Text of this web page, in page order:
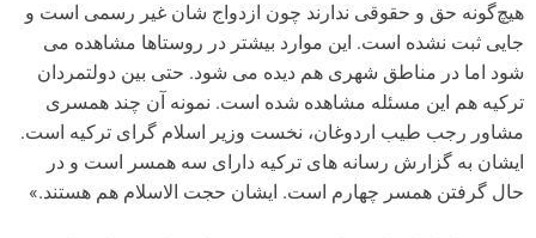
هیچ‌گونه حق و حقوقی ندارند چون ازدواج شان غیر رسمی است و
جایی ثبت نشده است. این موارد بیشتر در روستاها مشاهده می
شود اما در مناطق شهری هم دیده می شود. حتی بین دولتمردان
ترکیه هم این مسئله مشاهده شده است. نمونه آن چند همسری
مشاور رجب طیب اردوغان، نخست وزیر اسلام گرای ترکیه است.
ایشان به گزارش رسانه های ترکیه دارای سه همسر است و در
حال گرفتن همسر چهارم است. ایشان حجت الاسلام هم هستند.»